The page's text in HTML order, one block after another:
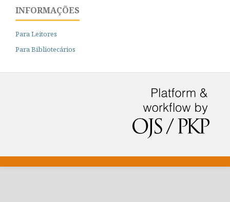
INFORMAÇÕES
Para Leitores
Para Bibliotecários